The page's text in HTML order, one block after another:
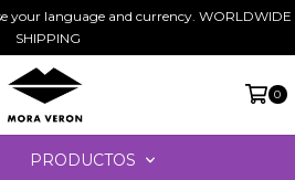
your language and currency. WORLDWIDE
SHIPPING
0
PRODUCTOS